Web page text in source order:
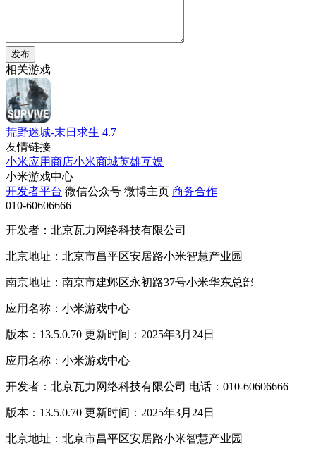
发布
相关游戏
荒野迷城-末日求生 4.7
友情链接
小米应用商店小米商城英雄互娱
小米游戏中心
开发者平台 微信公众号 微博主页 商务合作
010-60606666
开发者：北京瓦力网络科技有限公司
北京地址：北京市昌平区安居路小米智慧产业园
南京地址：南京市建邺区永初路37号小米华东总部
应用名称：小米游戏中心
版本：13.5.0.70 更新时间：2025年3月24日
应用名称：小米游戏中心
开发者：北京瓦力网络科技有限公司 电话：010-60606666
版本：13.5.0.70 更新时间：2025年3月24日
北京地址：北京市昌平区安居路小米智慧产业园